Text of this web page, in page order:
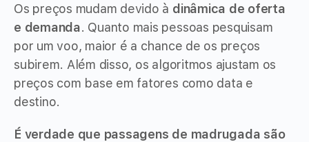
Os preços mudam devido à dinâmica de oferta
e demanda. Quanto mais pessoas pesquisam
por um voo, maior é a chance de os preços
subirem. Além disso, os algoritmos ajustam os
preços com base em fatores como data e
destino.
É verdade que passagens de madrugada são